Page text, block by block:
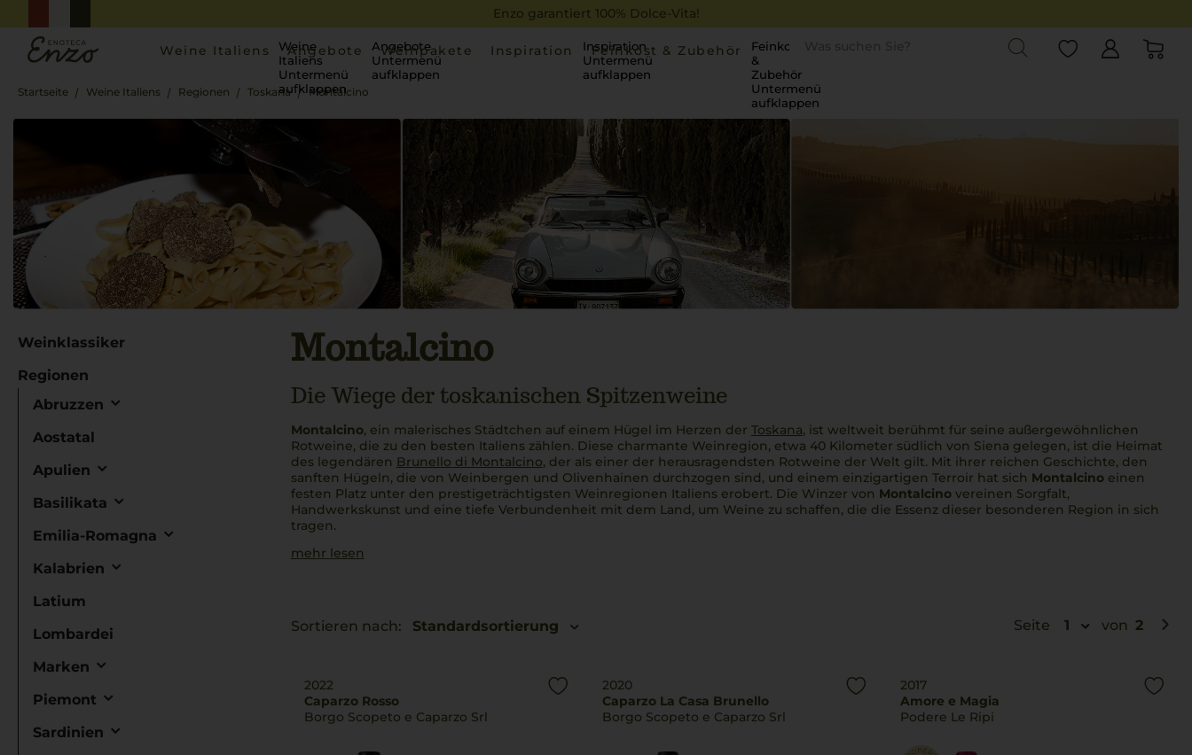
Enzo garantiert 100% Dolce-Vita!
Weine Italiens
Weine
Italiens
Untermenü
aufklappen
Angebote
Angebote
Untermenü
aufklappen
Weinpakete Inspiration
Inspiration
Untermenü
aufklappen
Feinkost & Zubehör
Feinkost
&
Zubehör
Untermenü
aufklappen
Startseite Weine Italiens Regionen Toskana Montalcino
Weinklassiker
Regionen
Abruzzen
Aostatal
Apulien
Basilikata
Emilia-Romagna
Kalabrien
Latium
Lombardei
Marken
Piemont
Sardinien
Montalcino
Die Wiege der toskanischen Spitzenweine
Montalcino, ein malerisches Städtchen auf einem Hügel im Herzen der Toskana, ist weltweit berühmt für seine außergewöhnlichen
Rotweine, die zu den besten Italiens zählen. Diese charmante Weinregion, etwa 40 Kilometer südlich von Siena gelegen, ist die Heimat
des legendären Brunello di Montalcino, der als einer der herausragendsten Rotweine der Welt gilt. Mit ihrer reichen Geschichte, den
sanften Hügeln, die von Weinbergen und Olivenhainen durchzogen sind, und einem einzigartigen Terroir hat sich Montalcinoeinen
festen Platz unter den prestigeträchtigsten Weinregionen Italiens erobert. Die Winzer von Montalcinovereinen Sorgfalt,
Handwerkskunst und eine tiefe Verbundenheit mit dem Land, um Weine zu schaffen, die die Essenz dieser besonderen Region in sich
tragen.
mehr lesen
Sortieren nach: Standardsortierung Seite 1 von 2
2022
Caparzo Rosso
Borgo Scopeto e Caparzo Srl
2020
Caparzo La Casa Brunello
Borgo Scopeto e Caparzo Srl
2017
Amore e Magia
Podere Le Ripi